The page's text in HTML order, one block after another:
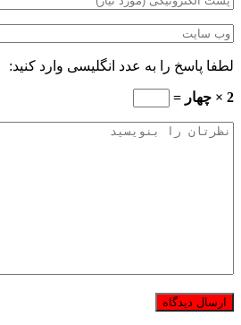
لطفا پاسخ را به عدد انگلیسی وارد کنید:
2 × چهار =